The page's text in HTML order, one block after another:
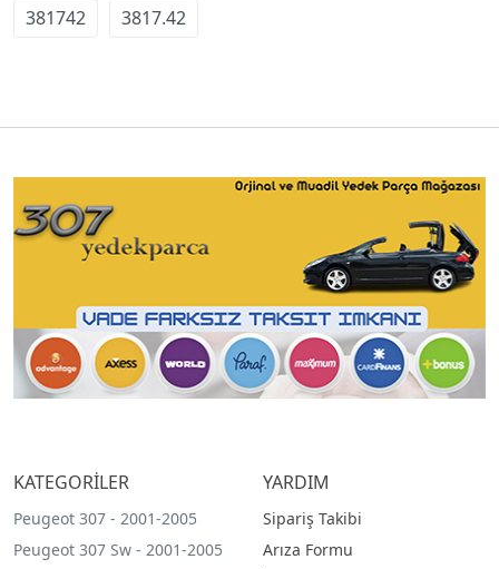
381742 3817.42
KATEGORİLER
Peugeot 307 - 2001-2005
Peugeot 307 Sw - 2001-2005
YARDIM
Sipariş Takibi
Arıza Formu